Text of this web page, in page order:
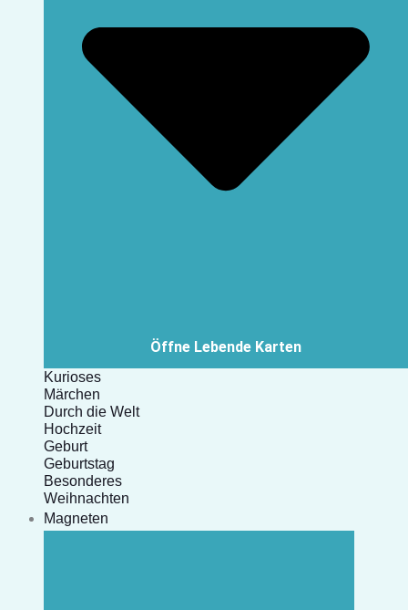
Öffne Lebende Karten
Kurioses
Märchen
Durch die Welt
Hochzeit
Geburt
Geburtstag
Besonderes
Weihnachten
Magneten